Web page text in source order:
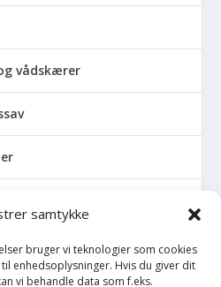
samtykke
bruger vi teknologier som cookies
enhedsoplysninger. Hvis du giver dit
vi behandle data som f.eks.
vådskærer